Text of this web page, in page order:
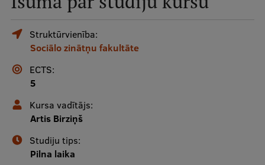
Mobile
galvenā
izvēlne
Studiju iespējas
Pamatstudiju programmas
Maģistra studiju programmas
Doktorantūra
Rezidentūra
Struktūrvienība:
Sociālo zinātņu fakultāte
ECTS:
5
Kursa vadītājs:
Artis Birziņš
Studiju tips:
Pilna laika